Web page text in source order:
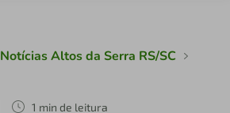
Notícias Altos da Serra RS/SC
1 min de leitura